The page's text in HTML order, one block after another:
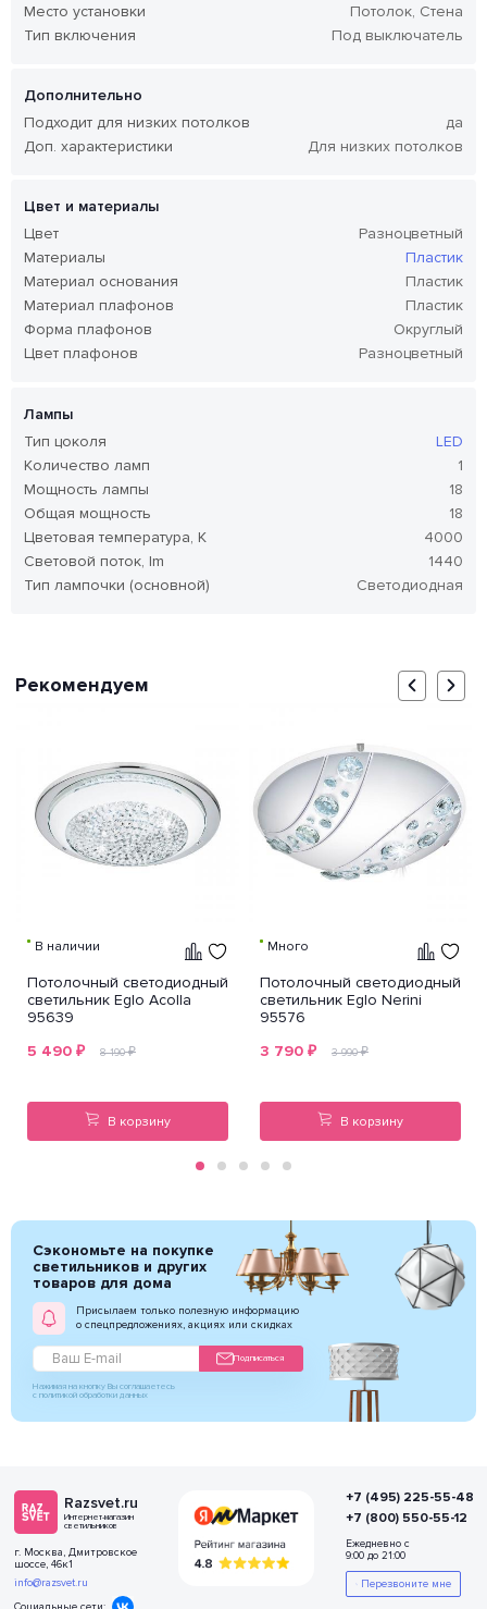
Место установки
Потолок, Стена
Тип включения
Под выключатель
Дополнительно
Подходит для низких потолков
да
Доп. характеристики
Для низких потолков
Цвет и материалы
Цвет
Разноцветный
Материалы
Пластик
Материал основания
Пластик
Материал плафонов
Пластик
Форма плафонов
Округлый
Цвет плафонов
Разноцветный
Лампы
Тип цоколя
LED
Количество ламп
1
Мощность лампы
18
Общая мощность
18
Цветовая температура, K
4000
Световой поток, lm
1440
Тип лампочки (основной)
Светодиодная
Рекомендуем
В наличии
Потолочный светодиодный
светильник Eglo Acolla
95639
5 490 ₽ 8 190₽
В корзину
Много
Потолочный светодиодный
светильник Eglo Nerini
95576
3 790 ₽ 3 990₽
В корзину
Сэкономьте на покупке
светильников и других
товаров для дома
Присылаем только полезную информацию
о спецпредложениях, акциях или скидках
Подписаться
Нажимая на кнопку Вы соглашаетесь
с политикой обработки данных
Razsvet.ru
Интернет-магазин
светильников
г. Москва, Дмитровское
шоссе, 46к1
info@razsvet.ru
Социальные сети:
+7 (495) 225-55-48
+7 (800) 550-55-12
Ежедневно с
9:00 до 21:00
Перезвоните мне